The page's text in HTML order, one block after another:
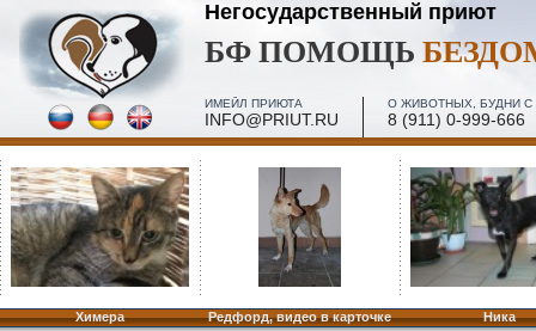
Негосударственный приют
БФ ПОМОЩЬ
ИМЕЙЛ ПРИЮТА
INFO@PRIUT.RU
О ЖИВОТНЫХ, БУДНИ С
8 (911) 0-999-666
ПОСЕЩЕНИЕ, МИНИ-ЭКСКУРСИИ - 2 И 4 ПЯТН.
Химера Редфорд, видео в карточке Ника